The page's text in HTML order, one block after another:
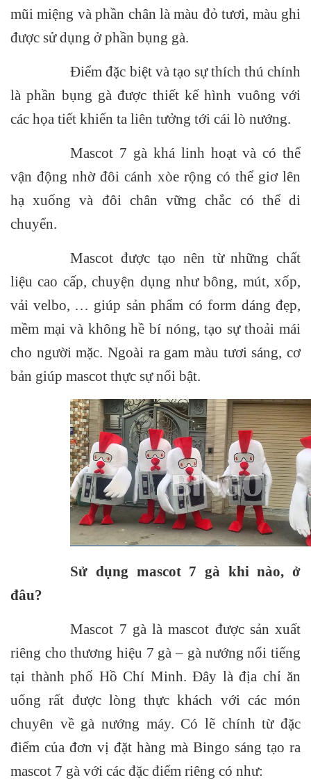
mũi miệng và phần chân là màu đỏ tươi, màu ghi
được sử dụng ở phần bụng gà.
Điểm đặc biệt và tạo sự thích thú chính
là phần bụng gà được thiết kế hình vuông với
các họa tiết khiến ta liên tưởng tới cái lò nướng.
Mascot 7 gà khá linh hoạt và có thể
vận động nhờ đôi cánh xòe rộng có thể giơ lên
hạ xuống và đôi chân vững chắc có thể di
chuyển.
Mascotđược tạo nên từ những chất
liệu cao cấp, chuyện dụng như bông, mút, xốp,
vải velbo, … giúp sản phẩm có form dáng đẹp,
mềm mạivà không hề bí nóng, tạo sự thoải mái
cho người mặc. Ngoài ra gam màu tươi sáng, cơ
bản giúp mascot thực sự nổi bật.
Sử dụng mascot 7 gà khi nào, ở
đâu?
Mascot 7 gà là mascot được sản xuất
riêng cho thương hiệu 7 gà – gà nướng nổi tiếng
tại thành phố Hồ Chí Minh. Đây là địa chỉ ăn
uống rất được lòng thực khách với các món
chuyên về gà nướng máy. Có lẽ chính từ đặc
điểm của đơn vị đặt hàng mà Bingo sáng tạo ra
mascot 7 gà với các đặc điểm riêng có như: